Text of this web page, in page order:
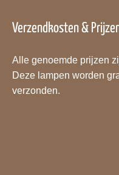
Verzendkosten &
Alle genoemde prijzen
Deze lampen worden
verzonden.